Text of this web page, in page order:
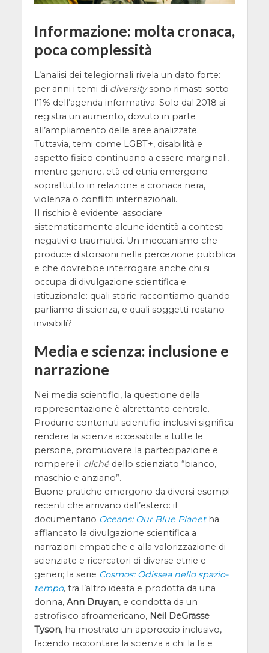
Informazione: molta cronaca,
poca complessità
L’analisi dei telegiornali rivela un dato forte:
per anni i temi di diversitysono rimasti sotto
l’1% dell’agenda informativa. Solo dal 2018 si
registra un aumento, dovuto in parte
all’ampliamento delle aree analizzate.
Tuttavia, temi come LGBT+, disabilità e
aspetto fisico continuano a essere marginali,
mentre genere, età ed etnia emergono
soprattutto in relazione a cronaca nera,
violenza o conflitti internazionali.
Il rischio è evidente: associare
sistematicamente alcune identità a contesti
negativi o traumatici. Un meccanismo che
produce distorsioni nella percezione pubblica
e che dovrebbe interrogare anche chi si
occupa di divulgazione scientifica e
istituzionale: quali storie raccontiamo quando
parliamo di scienza, e quali soggetti restano
invisibili?
Media e scienza: inclusione e
narrazione
Nei media scientifici, la questione della
rappresentazione è altrettanto centrale.
Produrre contenuti scientifici inclusivi significa
rendere la scienza accessibile a tutte le
persone, promuovere la partecipazione e
rompere il clichédello scienziato “bianco,
maschio e anziano”.
Buone pratiche emergono da diversi esempi
recenti che arrivano dall’estero: il
documentario Oceans: Our Blue Planetha
affiancato la divulgazione scientifica a
narrazioni empatiche e alla valorizzazione di
scienziate e ricercatori di diverse etnie e
generi; la serie Cosmos: Odissea nello spazio-
tempo, tra l’altro ideata e prodotta da una
donna, Ann Druyan, e condotta da un
astrofisico afroamericano, Neil DeGrasse
Tyson, ha mostrato un approccio inclusivo,
facendo raccontare la scienza a chi la fa e